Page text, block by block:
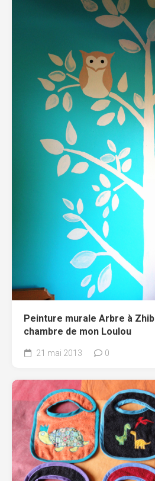
Peinture murale Arbre à
chambre de mon Loulou
21 mai 2013 0